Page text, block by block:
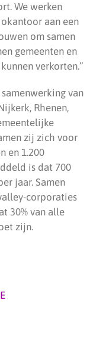
We werken
aan een
om samen
gemeenten en
verkorten.”
samenwerking van
Rhenen,
zij zich voor
en 1.200
is dat 700
jaar. Samen
corporaties
30% van alle
zijn.